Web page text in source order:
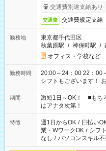
交通費別途支給あり
交通費 交通費規定支給
勤務地
東京都千代田区
秋葉原駅 / 神保町駅 /
オフィス・学校など
勤務時間
20:00～24：00 22：00～
シフトもございます！
期間
激短1日～OK！ ■もち
はアナタ次第！
特徴 週1日からOK / 日払い
業・WワークOK / シフ
なし / パソコンスキル